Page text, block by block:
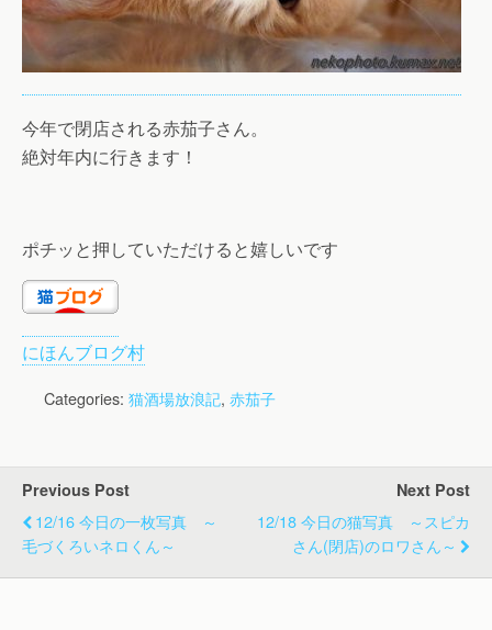
今年で閉店される赤茄子さん。
絶対年内に行きます！
ポチッと押していただけると嬉しいです
にほんブログ村
Categories: 猫酒場放浪記, 赤茄子
Previous Post
12/16 今日の一枚写真 ～
毛づくろいネロくん～
Next Post
12/18 今日の猫写真 ～スピカ
さん(閉店)のロワさん～